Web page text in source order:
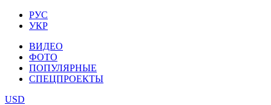
РУС
УКР
ВИДЕО
ФОТО
ПОПУЛЯРНЫЕ
СПЕЦПРОЕКТЫ
USD